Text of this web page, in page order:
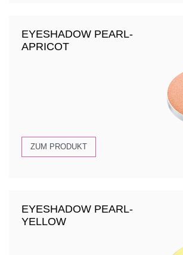
EYESHADOW PEARL-
APRICOT
ZUM PRODUKT
EYESHADOW PEARL-
YELLOW